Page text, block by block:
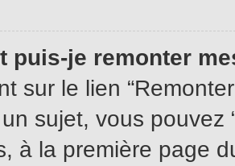
puis-je remonter
sur le lien
sujet, vous pouvez
à la première page